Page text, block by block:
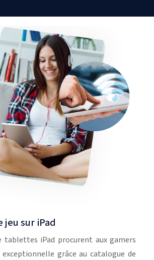
jeu sur iPad
tablettes iPad procurent aux gamers
exceptionnelle grâce au catalogue de